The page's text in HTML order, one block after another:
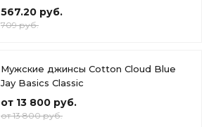
567.20 руб.
709 руб.
Мужские джинсы Cotton Cloud Blue
Jay Basics Classic
от 13 800 руб.
от 13 800 руб.